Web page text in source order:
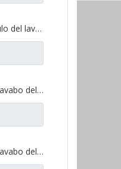
Engranaje medio del ángulo del lavabo del puente para los recambios 5801845742 del camión de SAIC Hongyan
Engranaje del ángulo del lavabo del puente medio para los recambios 81.35199.6535 de Shamcan DelongTruck
Engranaje del ángulo del lavabo del puente trasero para los repuestos 81.35199.6554 de Shamcan DelongTruck